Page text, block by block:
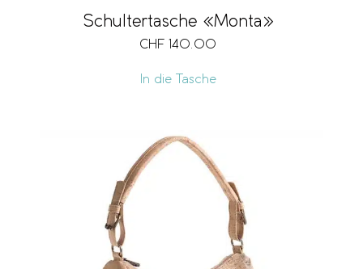
Schultertasche «Monta»
CHF 140.00
In die Tasche